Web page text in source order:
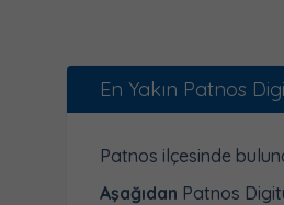
En Yakın Patnos
Patnos ilçesinde
Aşağıdan Patnos